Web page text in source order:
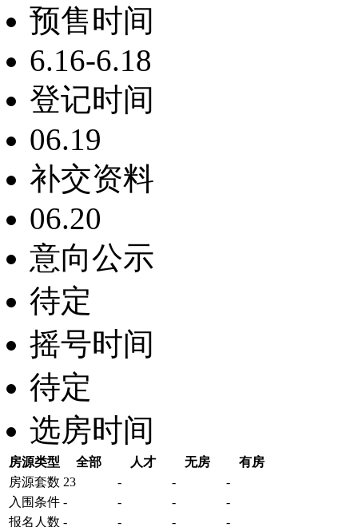
预售时间
6.16-6.18
登记时间
06.19
补交资料
06.20
意向公示
待定
摇号时间
待定
选房时间
房源类型 全部 人才 无房
有房
房源套数 23 - -
-
入围条件 - - -
-
报名 人数 - - -
-